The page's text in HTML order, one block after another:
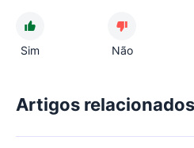
Sim Não
Artigos relacionados